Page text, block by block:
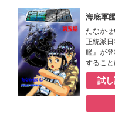
海底軍
たなかせ
正統派
艦』が
すること
てもら
ていた
を発見
試